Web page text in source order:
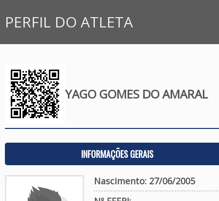
PERFIL DO ATLETA
YAGO GOMES DO AMARAL
INFORMAÇÕES GERAIS
Nascimento: 27/06/2005